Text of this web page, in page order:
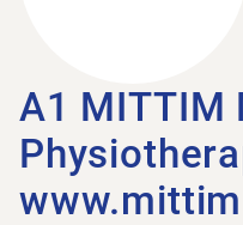
A1 MITTIM